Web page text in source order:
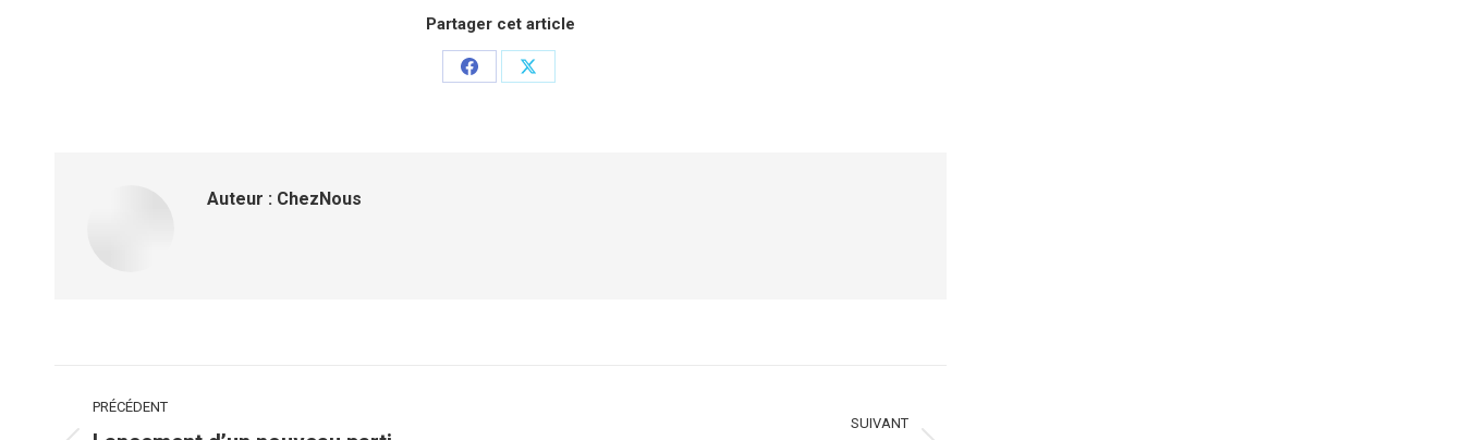
Partager cet article
PartagerPartager
Auteur : ChezNous
Navigation
PRÉCÉDENT
SUIVANT